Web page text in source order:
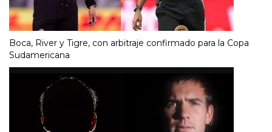
Boca, River y Tigre, con arbitraje confirmado para la Copa
Sudamericana